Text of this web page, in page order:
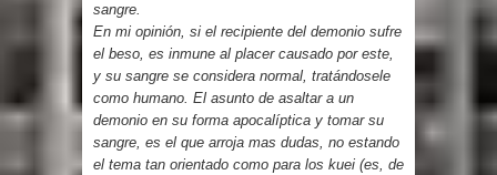
sangre.
En mi opinión, si el recipiente del demonio sufre
el beso, es inmune al placer causado por este,
y su sangre se considera normal, tratándosele
como humano. El asunto de asaltar a un
demonio en su forma apocalíptica y tomar su
sangre, es el que arroja mas dudas, no estando
el tema tan orientado como para los kuei (es, de